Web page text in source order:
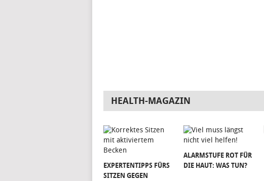
HEALTH-MAGAZIN
EXPERTENTIPPS FÜRS
SITZEN GEGEN
ALARMSTUFE ROT FÜR
DIE HAUT: WAS TUN?